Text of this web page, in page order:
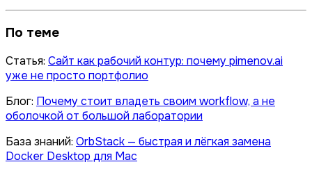
По теме
Статья: Сайт как рабочий контур: почему pimenov.ai
уже не просто портфолио
Блог: Почему стоит владеть своим workflow, а не
оболочкой от большой лаборатории
База знаний: OrbStack — быстрая и лёгкая замена
Docker Desktop для Mac